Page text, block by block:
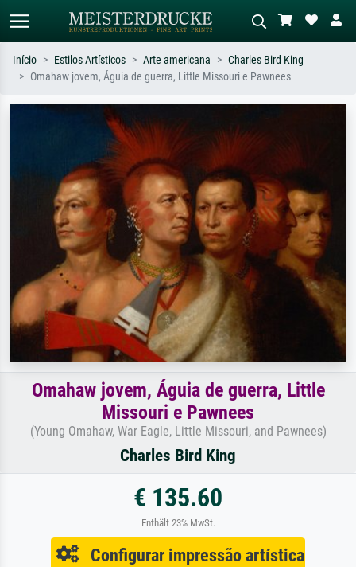
Pesquise por artista, título ou estilo –
ex: Monet, Noite Estrelada,
impressionismo, onda de Hokusai, nu.
abstrato com muito vermelho, pintura
a óleo escura, nu em pé ao lado de
Início Estilos Artísticos Arte americana
Charles Bird King
Omahaw jovem, Águia de guerra, Little Missouri e Pawnees
Omahaw jovem, Águia de guerra, Little
Missouri e Pawnees
(Young Omahaw, War Eagle, Little Missouri, and Pawnees)
Charles Bird King
€ 135.60
Enthält 23% MwSt.
Configurar impressão artística